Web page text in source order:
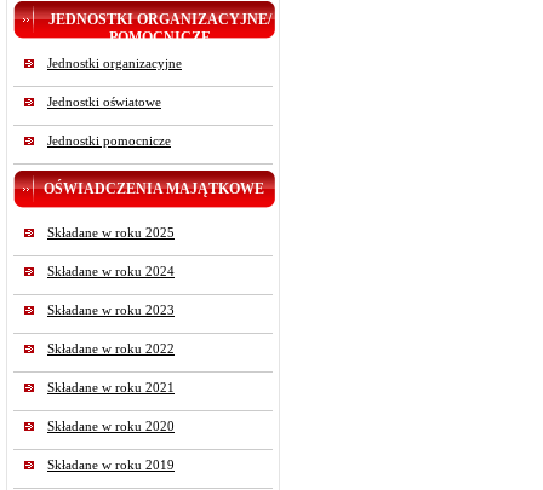
JEDNOSTKI ORGANIZACYJNE/
POMOCNICZE
Jednostki organizacyjne
Jednostki oświatowe
Jednostki pomocnicze
OŚWIADCZENIA MAJĄTKOWE
Składane w roku 2025
Składane w roku 2024
Składane w roku 2023
Składane w roku 2022
Składane w roku 2021
Składane w roku 2020
Składane w roku 2019